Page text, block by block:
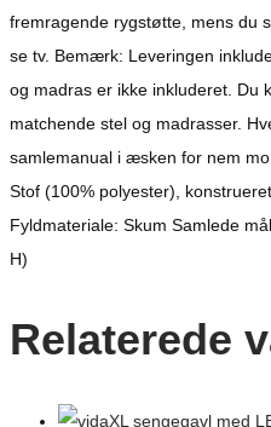
fremragende rygstøtte, mens du
se tv. Bemærk: Leveringen
og madras er ikke inkluderet. Du
matchende stel og madrasser.
samlemanual i æsken for nem
Stof (100% polyester),
Fyldmateriale: Skum Samlede
H)
Relaterede